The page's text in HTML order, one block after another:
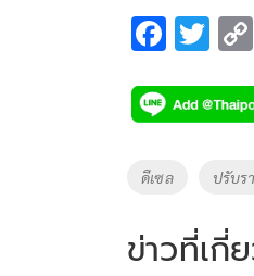
F
e
b
o
k
T
tt
er
Tags
ดีเซล ปรับร
ข่าวที่เกี่